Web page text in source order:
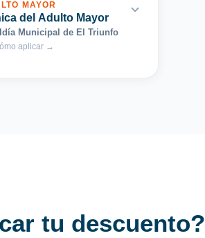
MAYOR
del Adulto Mayor
Municipal de El Triunfo
aplicar→
tu descuento?